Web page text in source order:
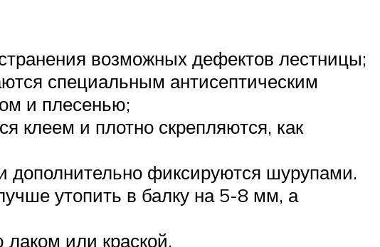
возможных дефектов лестницы;
специальным антисептическим
и плесенью;
клеем и плотно скрепляются, как
дополнительно фиксируются шурупами.
утопить в балку на 5-8 мм, а
или краской.